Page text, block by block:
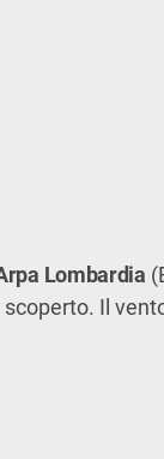
Lombardia
Il